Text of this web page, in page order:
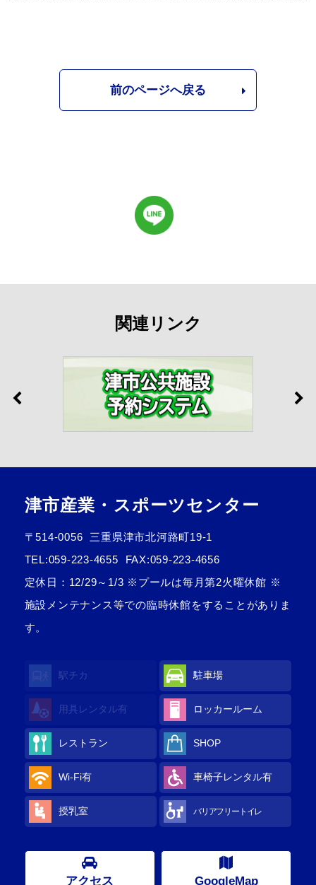
前のページへ戻る
関連リンク
津市産業・スポーツセンター
〒514-0056
三重県津市北河路町19-1
TEL:059-223-4655
FAX:059-223-4656
定休日：12/29～1/3 ※プールは毎月第2火曜休館 ※
施設メンテナンス等での臨時休館をすることがありま
す。
駅チカ 駐車場
用具レンタル有 ロッカールーム
レストラン SHOP
Wi-Fi有 車椅子レンタル有
授乳室 バリアフリートイレ
アクセス GoogleMap